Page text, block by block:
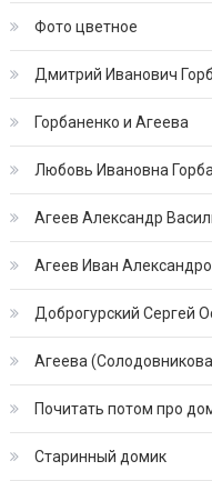
Фото цветное
Дмитрий Иванович
Горбаненко и Агеева
Любовь Ивановна
Агеев Александр
Агеев Иван
Доброгурский Сергей
Агеева
Почитать потом про
Старинный домик